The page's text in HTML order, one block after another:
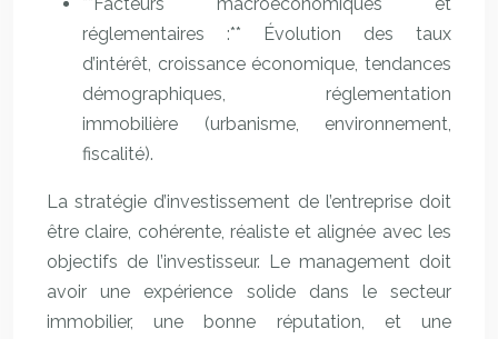
réglementaires :** Évolution des taux
d’intérêt, croissance économique, tendances
démographiques, réglementation
immobilière (urbanisme, environnement,
fiscalité).
La stratégie d’investissement de l’entreprise doit
être claire, cohérente, réaliste et alignée avec les
objectifs de l’investisseur. Le management doit
avoir une expérience solide dans le secteur
immobilier, une bonne réputation, et une